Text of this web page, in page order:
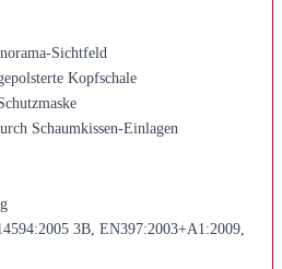
Sichtfeld
Kopfschale
Schaumkissen-Einlagen
3B, EN397:2003+A1:2009,